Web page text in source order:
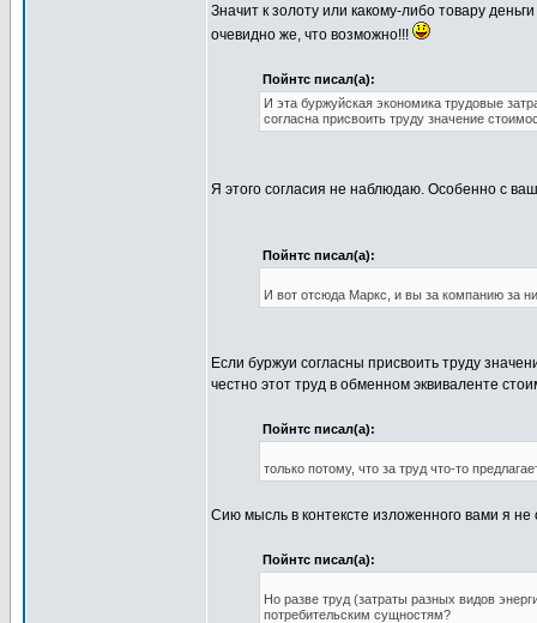
Значит к золоту или какому-либо товару
очевидно же, что возможно!!!
Пойнтс писал(а):
И эта буржуйская экономика трудовые
согласна присвоить труду значение
Я этого согласия не наблюдаю. Особенно с
Пойнтс писал(а):
И вот отсюда Маркс, и вы за компанию за
Если буржуи согласны присвоить труду
честно этот труд в обменном эквиваленте
Пойнтс писал(а):
только потому, что за труд что-то
Сию мысль в контексте изложенного вами я не
Пойнтс писал(а):
Но разве труд (затраты разных видов
потребительским сущностям?